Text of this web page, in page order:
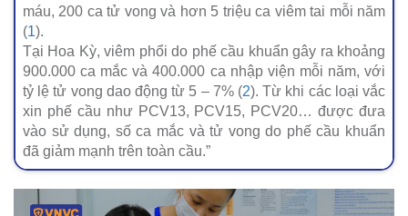
máu, 200 ca tử vong và hơn 5 triệu ca viêm tai mỗi năm
(1).
Tại Hoa Kỳ, viêm phổi do phế cầu khuẩn gây ra khoảng
900.000 ca mắc và 400.000 ca nhập viện mỗi năm, với
tỷ lệ tử vong dao động từ 5 – 7% (2). Từ khi các loại vắc
xin phế cầu như PCV13, PCV15, PCV20… được đưa
vào sử dụng, số ca mắc và tử vong do phế cầu khuẩn
đã giảm mạnh trên toàn cầu.”